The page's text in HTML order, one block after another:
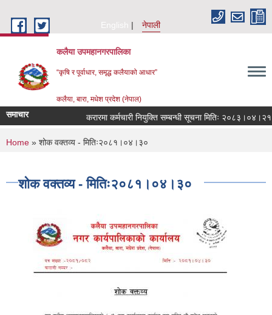
English
नेपाली
कलैया उपमहानगरपालिका
“कृषि र पूर्वाधार, समृद्ध कलैयाको आधार”
कलैया, बारा, मधेश प्रदेश (नेपाल)
समाचार करारमा कर्मचारी नियुक्ति सम्बन्धी सूचना मितिः २०८३।०४।२१
You are here
Home » शोक वक्तव्य - मितिः२०८१।०४।३०
शोक वक्तव्य - मितिः२०८१।०४।३०